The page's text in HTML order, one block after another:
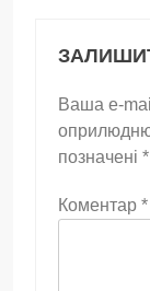
Ваша e-
позначені *
Коментар *